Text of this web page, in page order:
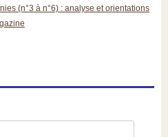
(n°3 à n°6) : analyse et orientations